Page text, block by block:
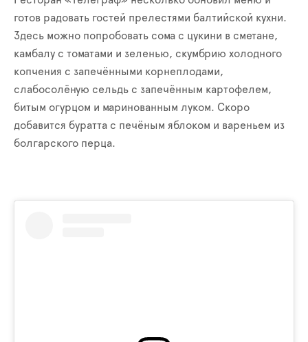
готов радовать гостей прелестями балтийской кухни.
Здесь можно попробовать сома с цукини в сметане,
камбалу с томатами и зеленью, скумбрию холодного
копчения с запечёнными корнеплодами,
слабосолёную сельдь с запечённым картофелем,
битым огурцом и маринованным луком. Скоро
добавится буратта с печёным яблоком и вареньем из
болгарского перца.